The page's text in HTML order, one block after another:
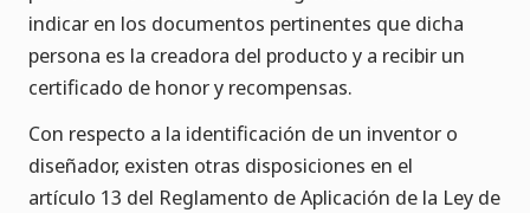
indicar en los documentos pertinentes que dicha
persona es la creadora del producto y a recibir un
certificado de honor y recompensas.
Con respecto a la identificación de un inventor o
diseñador, existen otras disposiciones en el
artículo 13 del Reglamento de Aplicación de la Ley de